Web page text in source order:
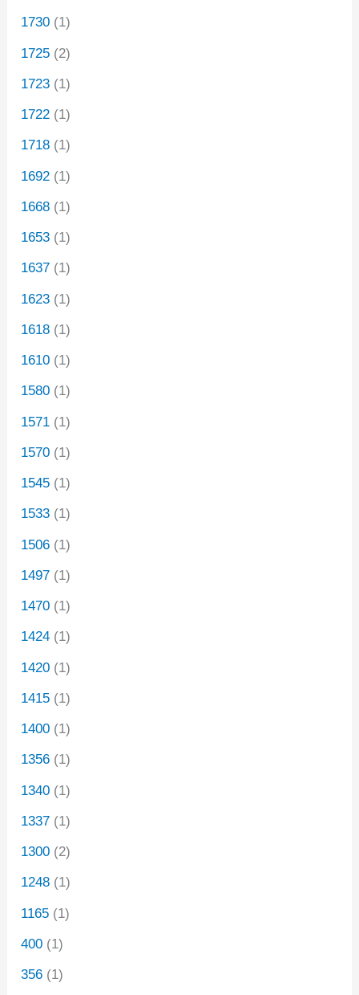
1730 (1)
1725 (2)
1723 (1)
1722 (1)
1718 (1)
1692 (1)
1668 (1)
1653 (1)
1637 (1)
1623 (1)
1618 (1)
1610 (1)
1580 (1)
1571 (1)
1570 (1)
1545 (1)
1533 (1)
1506 (1)
1497 (1)
1470 (1)
1424 (1)
1420 (1)
1415 (1)
1400 (1)
1356 (1)
1340 (1)
1337 (1)
1300 (2)
1248 (1)
1165 (1)
400 (1)
356 (1)